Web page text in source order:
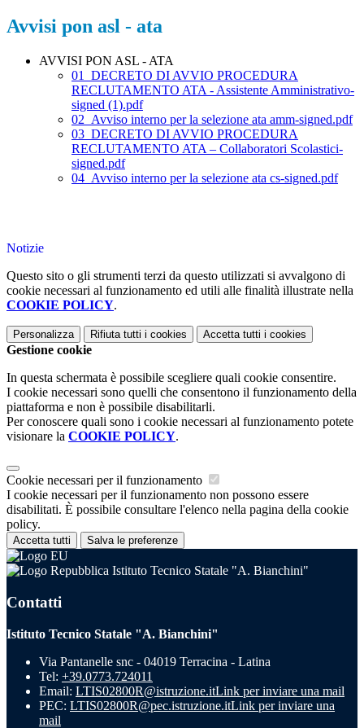
Avvisi pon asl - ata
AVVISI PON ASL - ATA
01_DECRETO DI AVVIO PROCEDURA
RECLUTAMENTO ATA - Assistente Amministrativo-
signed (1).pdf
02_Avviso interno per la selezione ata amm-signed.pdf
03_DECRETO DI AVVIO PROCEDURA
RECLUTAMENTO ATA – Collaboratori Scolastici-
signed.pdf
04_Avviso interno per la selezione ata cs-signed.pdf
Notizie
Questo sito o gli strumenti terzi da questo utilizzati si avvalgono di
cookie necessari al funzionamento ed utili alle finalità illustrate nella
COOKIE POLICY.
Personalizza Rifiuta tutti i cookies Accetta tutti i cookies
Gestione cookie
In questa schermata è possibile scegliere quali cookie consentire.
I cookie necessari sono quelli che consentono il funzionamento della
piattaforma e non è possibile disabilitarli.
Per conoscere quali sono i cookie necessari al funzionamento potete
visionare la COOKIE POLICY.
Cookie necessari per il funzionamento
I cookie necessari per il funzionamento non possono essere
disabilitati. È possibile consultare l'elenco nella pagina della cookie
policy.
Accetta tutti Salva le preferenze
Istituto Tecnico Statale "A. Bianchini"
Contatti
Istituto Tecnico Statale "A. Bianchini"
Via Pantanelle snc - 04019 Terracina - Latina
Tel: +39.0773.724011
Email: LTIS02800R@istruzione.itLink per inviare una mail
PEC: LTIS02800R@pec.istruzione.itLink per inviare una
mail